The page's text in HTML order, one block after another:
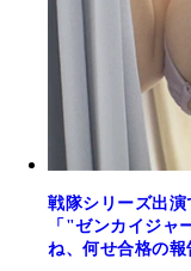
戦隊シリーズ出
「"ゼンカイジャ
ね、何せ合格の報